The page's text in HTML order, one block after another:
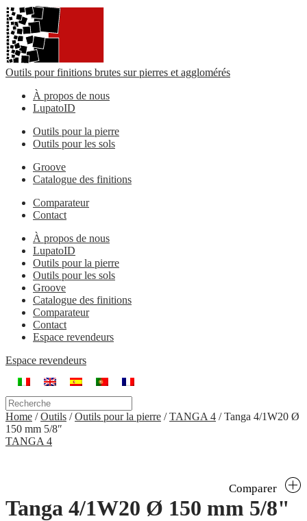
Outils pour finitions brutes sur pierres et agglomérés
À propos de nous
LupatoID
Outils pour la pierre
Outils pour les sols
Groove
Catalogue des finitions
Comparateur
Contact
À propos de nous
LupatoID
Outils pour la pierre
Outils pour les sols
Groove
Catalogue des finitions
Comparateur
Contact
Espace revendeurs
Espace revendeurs
Home /Outils /Outils pour la pierre /TANGA 4 /Tanga 4/1W20 Ø
150 mm 5/8″
TANGA 4
Tanga 4/1W20 Ø 150 mm 5/8"
Comparer